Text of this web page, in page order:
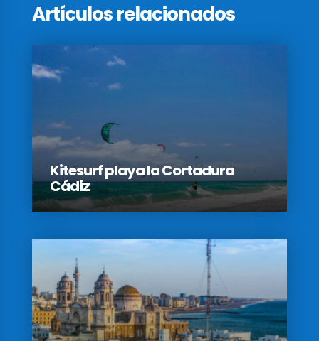
Artículos relacionados
Kitesurf playa la Cortadura
Cádiz